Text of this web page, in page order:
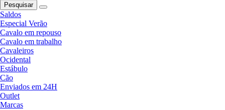
Pesquisar
Saldos
Especial Verão
Cavalo em repouso
Cavalo em trabalho
Cavaleiros
Ocidental
Estábulo
Cão
Enviados em 24H
Outlet
Marcas